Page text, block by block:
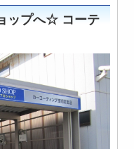
ップへ☆ コーテ